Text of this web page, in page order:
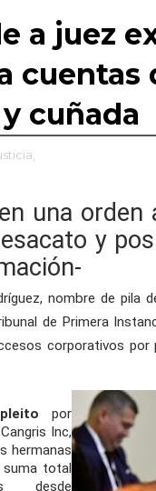
a juez
cuentas
cuñada
una orden
y
nombre de pila
de Primera
corporativos
pleito por
Inc,
hermanas
total
desde